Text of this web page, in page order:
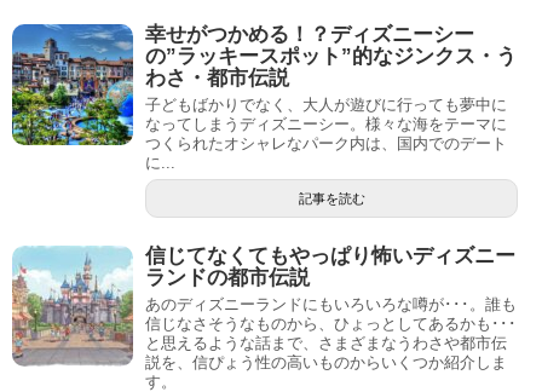
幸せがつかめる！？ディズニーシー
の”ラッキースポット”的なジンクス・う
わさ・都市伝説
子どもばかりでなく、大人が遊びに行っても夢中に
なってしまうディズニーシー。様々な海をテーマに
つくられたオシャレなパーク内は、国内でのデート
に...
記事を読む
信じてなくてもやっぱり怖いディズニー
ランドの都市伝説
あのディズニーランドにもいろいろな噂が･･･。誰も
信じなさそうなものから、ひょっとしてあるかも･･･
と思えるような話まで、さまざまなうわさや都市伝
説を、信ぴょう性の高いものからいくつか紹介しま
す。